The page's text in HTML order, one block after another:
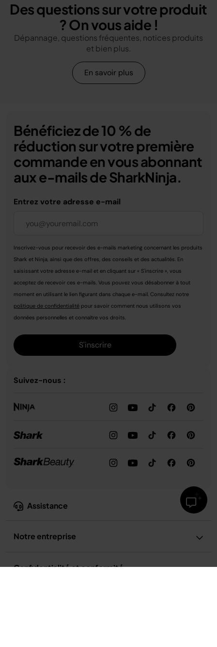
Des questions sur votre produit
? On vous aide !
Dépannage, questions fréquentes, notices produits
et bien plus.
En savoir plus
Assistance
Notre entreprise
Confidentialité et conformité
Bénéficiez de 10 % de
réduction sur votre première
commande en vous abonnant
aux e-mails de SharkNinja.
Entrez votre adresse e-mail
Inscrivez-vous pour recevoir des e-mails marketing concernant les produits
Shark et Ninja, ainsi que des offres, des conseils et des actualités. En
saisissant votre adresse e-mail et en cliquant sur « S'inscrire », vous
acceptez de recevoir ces e-mails. Vous pouvez vous désabonner à tout
moment en utilisant le lien figurant dans chaque e-mail. Consultez notre
politique de confidentialité pour savoir comment nous utilisons vos
données personnelles et connaître vos droits.
S'inscrire
Suivez-nous :